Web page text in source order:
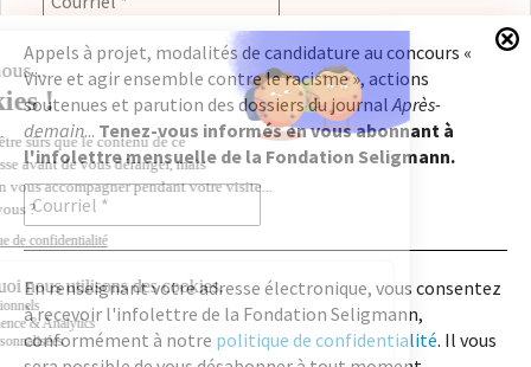
En renseignant votre adresse électronique, vous
consentez à recevoir l'infolettre de la Fondation
Seligmann, conformément à notrepolitique de
confidentialité. Il vous sera possible de vous
désabonner à tout moment.
Copyright © 2026Fondation Seligmann|Mentions légales|Crédits
Fondation Seligmann
Journal Après-demain
Appels à projet, modalités de candidature au concours «
Vivre et agir ensemble contre le racisme », actions
soutenues et parution des dossiers du journalAprès-
demain... Tenez-vous informés en vous abonnant à
l'infolettre mensuelle de la Fondation Seligmann.
En renseignant votre adresse électronique, vous consentez
à recevoir l'infolettre de la Fondation Seligmann,
conformément à notre politique de confidentialité. Il vous